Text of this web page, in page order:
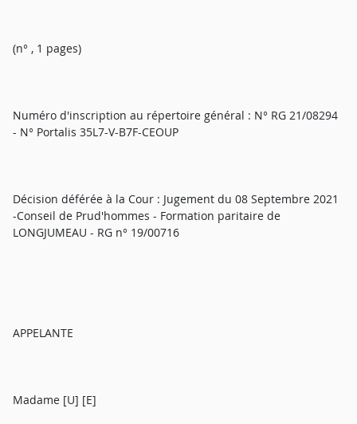
(n° , 1 pages)
Numéro d'inscription au répertoire général : N° RG 21/08294
- N° Portalis 35L7-V-B7F-CEOUP
Décision déférée à la Cour : Jugement du 08 Septembre 2021
-Conseil de Prud'hommes - Formation paritaire de
LONGJUMEAU - RG n° 19/00716
APPELANTE
Madame [U] [E]